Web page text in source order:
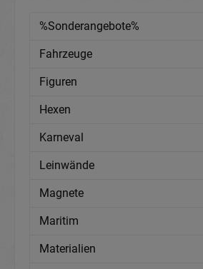
%Sonderangebote%
Fahrzeuge
Figuren
Hexen
Karneval
Leinwände
Magnete
Maritim
Materialien